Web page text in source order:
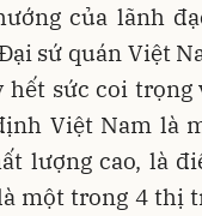
của lãnh
sứ quán Việt
hết sức coi
Việt Nam là
lượng cao, là
một trong 4 thị